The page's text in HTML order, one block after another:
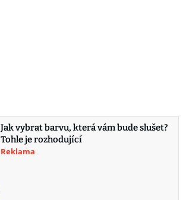
Jak vybrat barvu, která vám bude slušet?
Tohle je rozhodující
Reklama